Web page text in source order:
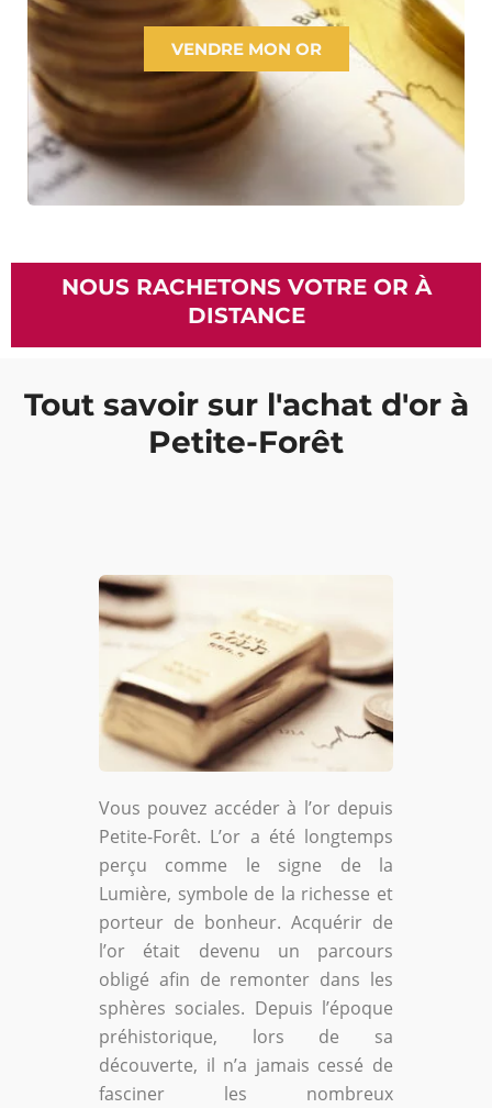
VENDRE MON OR
NOUS RACHETONS VOTRE OR À
DISTANCE
Tout savoir sur l'achat d'or à
Petite-Forêt
Vous pouvez accéder à l’or depuis
Petite-Forêt. L’or a été longtemps
perçu comme le signe de la
Lumière, symbole de la richesse et
porteur de bonheur. Acquérir de
l’or était devenu un parcours
obligé afin de remonter dans les
sphères sociales. Depuis l’époque
préhistorique, lors de sa
découverte, il n’a jamais cessé de
fasciner les nombreux